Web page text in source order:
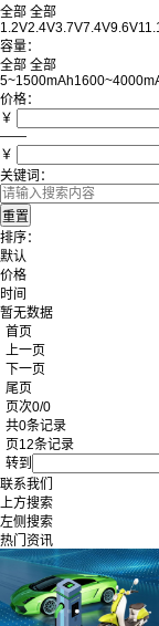
全部 全部
1.2V2.4V3.7V7.4V9.6V
容量：
全部 全部
5~1500mAh
价格：
￥
——
￥
关键词：
排序：
默认
价格
时间
暂无数据
首页
上一页
下一页
尾页
页次0/0
共0条记录
页12条记录
转到
联系我们
上方搜索
左侧搜索
热门资讯